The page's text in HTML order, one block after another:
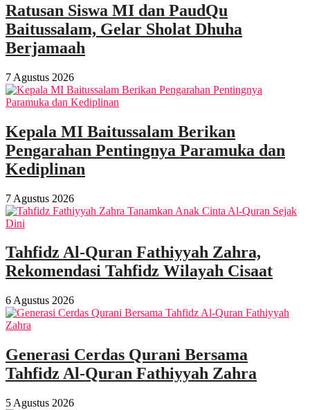
Ratusan Siswa MI dan PaudQu
Baitussalam, Gelar Sholat Dhuha
Berjamaah
7 Agustus 2026
Kepala MI Baitussalam Berikan
Pengarahan Pentingnya Paramuka dan
Kediplinan
7 Agustus 2026
Tahfidz Al-Quran Fathiyyah Zahra,
Rekomendasi Tahfidz Wilayah Cisaat
6 Agustus 2026
Generasi Cerdas Qurani Bersama
Tahfidz Al-Quran Fathiyyah Zahra
5 Agustus 2026